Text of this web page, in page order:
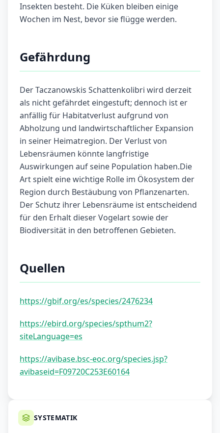
Insekten besteht. Die Küken bleiben einige
Wochen im Nest, bevor sie flügge werden.
Gefährdung
Der Taczanowskis Schattenkolibri wird derzeit
als nicht gefährdet eingestuft; dennoch ist er
anfällig für Habitatverlust aufgrund von
Abholzung und landwirtschaftlicher Expansion
in seiner Heimatregion. Der Verlust von
Lebensräumen könnte langfristige
Auswirkungen auf seine Population haben.Die
Art spielt eine wichtige Rolle im Ökosystem der
Region durch Bestäubung von Pflanzenarten.
Der Schutz ihrer Lebensräume ist entscheidend
für den Erhalt dieser Vogelart sowie der
Biodiversität in den betroffenen Gebieten.
Quellen
https://gbif.org/es/species/2476234
https://ebird.org/species/spthum2?
siteLanguage=es
https://avibase.bsc-eoc.org/species.jsp?
avibaseid=F09720C253E60164
SYSTEMATIK